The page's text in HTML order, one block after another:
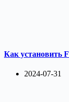
Как установить
2024-07-31